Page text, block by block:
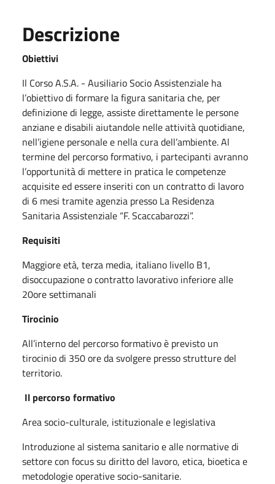
Descrizione
Obiettivi
Il Corso A.S.A. - Ausiliario Socio Assistenziale ha
l’obiettivo di formare la figura sanitaria che, per
definizione di legge, assiste direttamente le persone
anziane e disabili aiutandole nelle attivitàquotidiane,
nell’igiene personale e nella cura dell’ambiente. Al
termine del percorso formativo, i partecipanti avranno
l’opportunità di mettere in pratica le competenze
acquisite ed essere inseriti con un contratto di lavoro
di 6 mesi tramite agenzia presso La Residenza
SanitariaAssistenziale “F. Scaccabarozzi”.
Requisiti
Maggiore età, terza media, italiano livello B1,
disoccupazione o contratto lavorativo inferiore alle
20ore settimanali
Tirocinio
All’interno del percorso formativo è previsto un
tirocinio di 350 ore da svolgere presso strutturedel
territorio.
Il percorso formativo
Area socio-culturale, istituzionale e legislativa
Introduzione al sistema sanitario e alle normative di
settore con focus su diritto del lavoro, etica, bioetica e
metodologie operative socio-sanitarie.